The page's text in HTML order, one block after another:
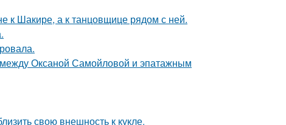
к Шакире, а к танцовщице рядом с ней.
Оксаной Самойловой и эпатажным
свою внешность к кукле.